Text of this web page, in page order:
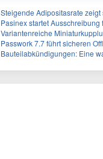
Steigende Adipositasrate zeigt strukturellen Handlungsbedarf
Pasinex startet Ausschreibung für hochgradiges Zinksulfidkonzentrat mit Germanium-
Variantenreiche Miniaturkupplungen
Passwork 7.7 führt sicheren Offline-Modus für
Bauteilabkündigungen: Eine wachsende Gefahr